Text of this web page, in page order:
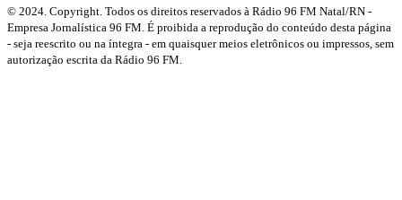
© 2024. Copyright. Todos os direitos reservados à Rádio 96 FM Natal/RN -
Empresa Jornalística 96 FM. É proibida a reprodução do conteúdo desta página
- seja reescrito ou na íntegra - em quaisquer meios eletrônicos ou impressos, sem
autorização escrita da Rádio 96 FM.